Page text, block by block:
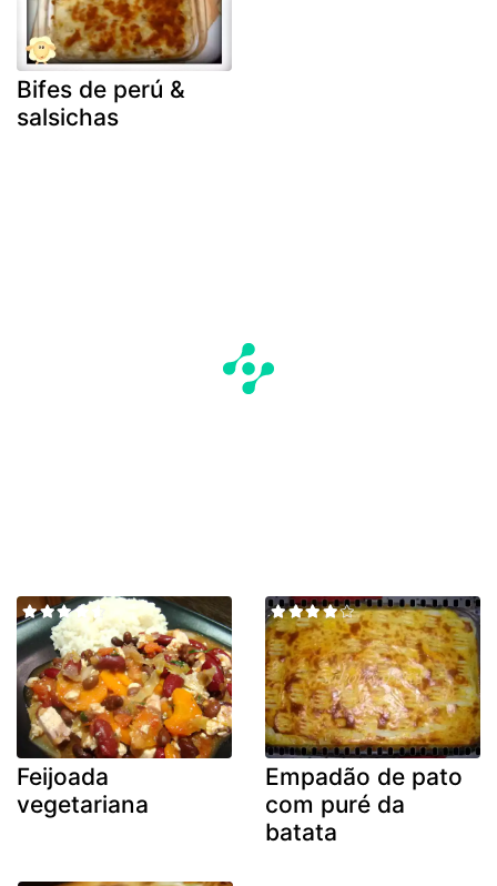
Bifes de perú &
salsichas
Feijoada
vegetariana
Empadão de pato
com puré da
batata